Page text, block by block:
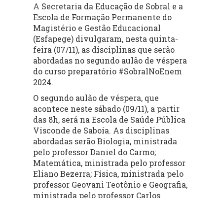
A Secretaria da Educação de Sobral e a
Escola de Formação Permanente do
Magistério e Gestão Educacional
(Esfapege) divulgaram, nesta quinta-
feira (07/11), as disciplinas que serão
abordadas no segundo aulão de véspera
do curso preparatório #SobralNoEnem
2024.
O segundo aulão de véspera, que
acontece neste sábado (09/11), a partir
das 8h, será na Escola de Saúde Pública
Visconde de Saboia. As disciplinas
abordadas serão Biologia, ministrada
pelo professor Daniel do Carmo;
Matemática, ministrada pelo professor
Eliano Bezerra; Física, ministrada pelo
professor Geovani Teotônio e Geografia,
ministrada pelo professor Carlos